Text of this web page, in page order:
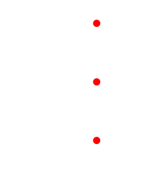
●
●
●